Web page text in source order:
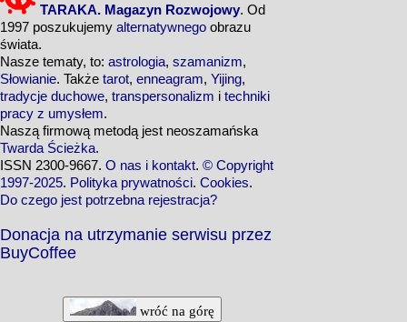
TARAKA. Magazyn Rozwojowy. Od
1997 poszukujemy alternatywnego obrazu
świata.
Nasze tematy, to: astrologia, szamanizm,
Słowianie. Także tarot, enneagram, Yijing,
tradycje duchowe, transpersonalizm i techniki
pracy z umysłem.
Naszą firmową metodą jest neoszamańska
Twarda Ścieżka.
ISSN 2300-9667. O nas i kontakt. © Copyright
1997-2025. Polityka prywatności. Cookies.
Do czego jest potrzebna rejestracja?
Donacja na utrzymanie serwisu przez
BuyCoffee
wróć na górę